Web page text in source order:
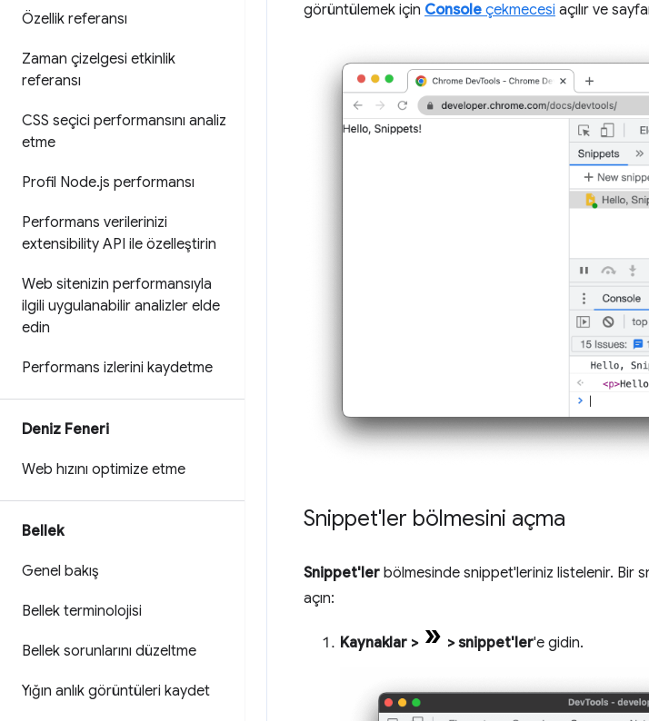
Özellik referansı
Zaman çizelgesi etkinlik
referansı
CSS seçici performansını analiz
etme
Profil Node.js performansı
Performans verilerinizi
extensibility API ile özelleştirin
Web sitenizin performansıyla
ilgili uygulanabilir analizler elde
edin
Performans izlerini kaydetme
Deniz Feneri
Web hızını optimize etme
Bellek
Genel bakış
Bellek terminolojisi
Bellek sorunlarını düzeltme
Yığın anlık görüntüleri kaydet
görüntülemek için Console çekmecesi açılır ve
Snippet'ler bölmesini açma
Snippet'ler bölmesinde snippet'leriniz listelenir. Bir
açın:
Kaynaklar > >snippet'ler'e gidin.